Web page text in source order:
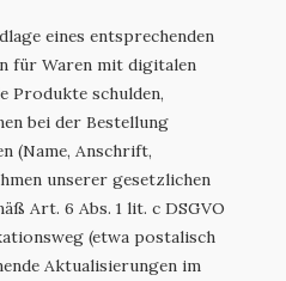
eines entsprechenden
für Waren mit digitalen
Produkte schulden,
bei der Bestellung
(Name, Anschrift,
unserer gesetzlichen
Art. 6 Abs. 1 lit. c DSGVO
(etwa postalisch
Aktualisierungen im